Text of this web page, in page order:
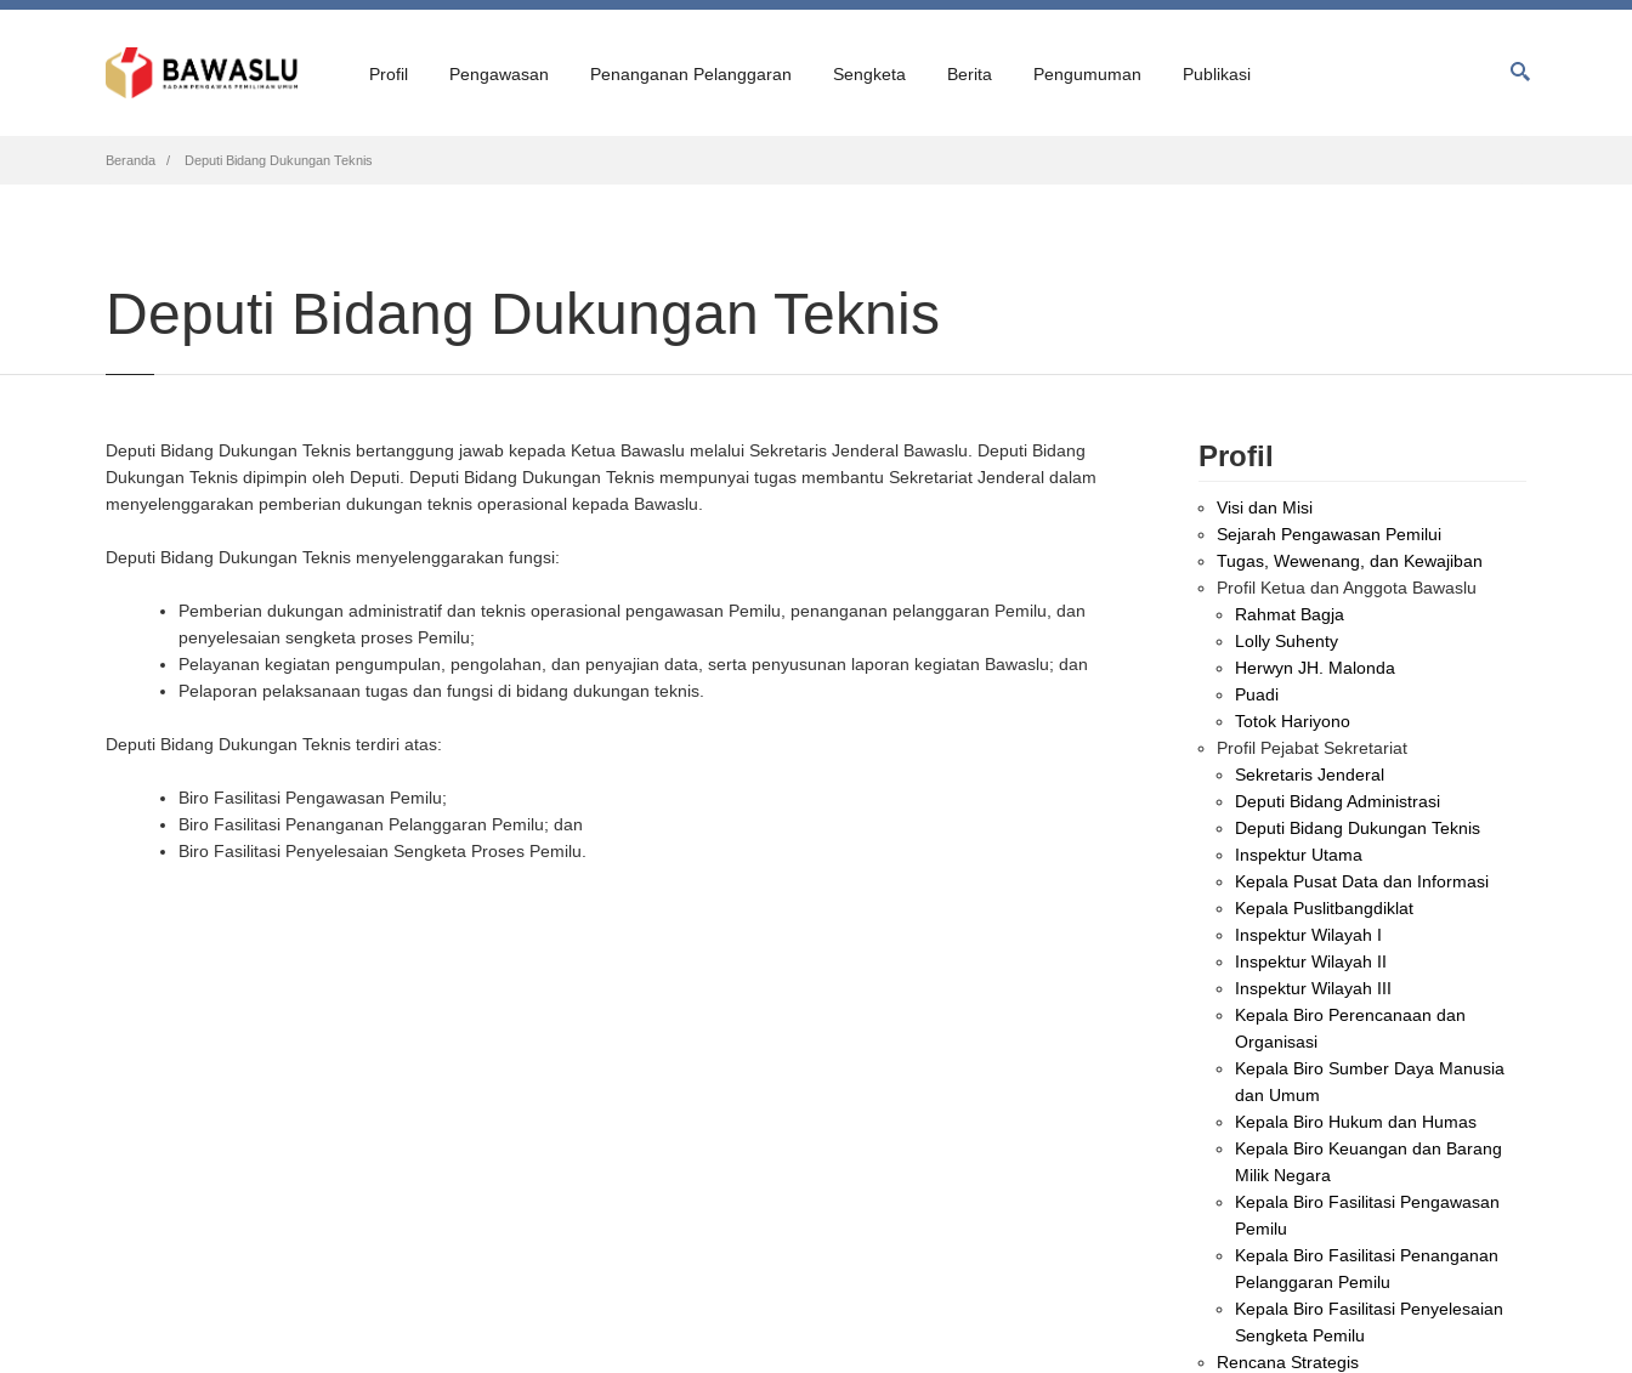
Profil Pengawasan Penanganan Pelanggaran Sengketa Berita Pengumuman Publikasi
Breadcrumb
Beranda Deputi Bidang Dukungan Teknis
Deputi Bidang Dukungan Teknis
Deputi Bidang Dukungan Teknis bertanggung jawab kepada Ketua Bawaslu melalui Sekretaris Jenderal Bawaslu. Deputi Bidang
Dukungan Teknis dipimpin oleh Deputi. Deputi Bidang Dukungan Teknis mempunyai tugas membantu Sekretariat Jenderal dalam
menyelenggarakan pemberian dukungan teknis operasional kepada Bawaslu.
Deputi Bidang Dukungan Teknis menyelenggarakan fungsi:
Pemberian dukungan administratif dan teknis operasional pengawasan Pemilu, penanganan pelanggaran Pemilu, dan
penyelesaian sengketa proses Pemilu;
Pelayanan kegiatan pengumpulan, pengolahan, dan penyajian data, serta penyusunan laporan kegiatan Bawaslu; dan
Pelaporan pelaksanaan tugas dan fungsi di bidang dukungan teknis.
Deputi Bidang Dukungan Teknis terdiri atas:
Biro Fasilitasi Pengawasan Pemilu;
Biro Fasilitasi Penanganan Pelanggaran Pemilu; dan
Biro Fasilitasi Penyelesaian Sengketa Proses Pemilu.
Profil
Visi dan Misi
Sejarah Pengawasan Pemilui
Tugas, Wewenang, dan Kewajiban
Profil Ketua dan Anggota Bawaslu
Rahmat Bagja
Lolly Suhenty
Herwyn JH. Malonda
Puadi
Totok Hariyono
Profil Pejabat Sekretariat
Sekretaris Jenderal
Deputi Bidang Administrasi
Deputi Bidang Dukungan Teknis
Inspektur Utama
Kepala Pusat Data dan Informasi
Kepala Puslitbangdiklat
Inspektur Wilayah I
Inspektur Wilayah II
Inspektur Wilayah III
Kepala Biro Perencanaan dan
Organisasi
Kepala Biro Sumber Daya Manusia
dan Umum
Kepala Biro Hukum dan Humas
Kepala Biro Keuangan dan Barang
Milik Negara
Kepala Biro Fasilitasi Pengawasan
Pemilu
Kepala Biro Fasilitasi Penanganan
Pelanggaran Pemilu
Kepala Biro Fasilitasi Penyelesaian
Sengketa Pemilu
Rencana Strategis